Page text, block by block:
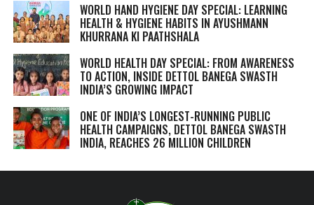
WORLD HAND HYGIENE DAY SPECIAL: LEARNING
HEALTH & HYGIENE HABITS IN AYUSHMANN
KHURRANA KI PAATHSHALA
WORLD HEALTH DAY SPECIAL: FROM AWARENESS
TO ACTION, INSIDE DETTOL BANEGA SWASTH
INDIA’S GROWING IMPACT
ONE OF INDIA’S LONGEST-RUNNING PUBLIC
HEALTH CAMPAIGNS, DETTOL BANEGA SWASTH
INDIA, REACHES 26 MILLION CHILDREN